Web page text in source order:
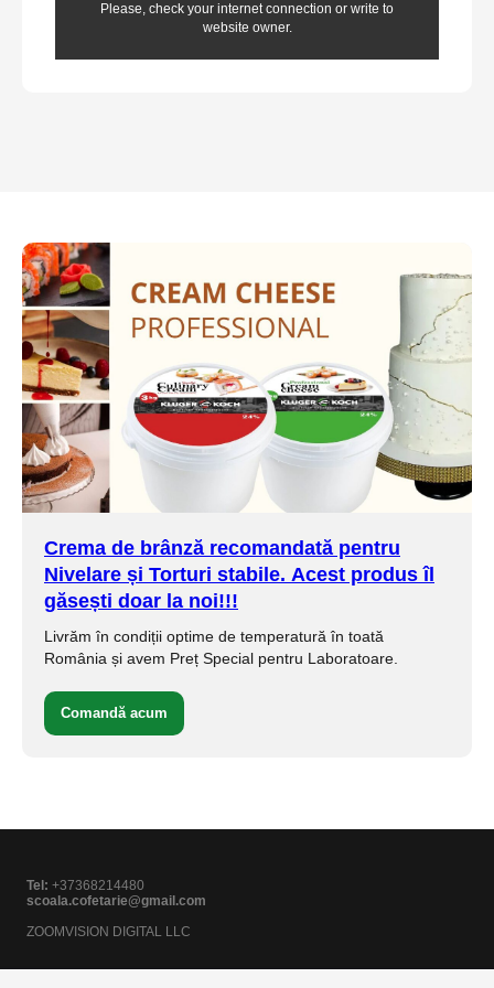
Please, check your internet connection or write to
website owner.
Crema de brânză recomandată pentru
Nivelare și Torturi stabile. Acest produs îl
găsești doar la noi!!!
Livrăm în condiții optime de temperatură în toată
România și avem Preț Special pentru Laboratoare.
Comandă acum
Tel: +37368214480
scoala.cofetarie@gmail.com
ZOOMVISION DIGITAL LLC